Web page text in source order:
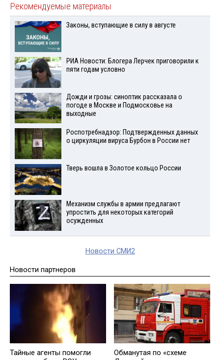
Рекомендуемые материалы
Законы, вступающие в силу в августе
РИА Новости: Блогера Лерчек приговорили к
пяти годам условно
Дожди и грозы: синоптик рассказала о
погоде в Москве и Подмосковье на
выходные
Роспотребнадзор: Подтвержденных данных
о циркуляции вируса Бурбон в России нет
Тверь вошла в Золотое кольцо России
Механизм службы в армии предлагают
упростить для некоторых категорий
осужденных
Новости СМИ2
Новости партнеров
Тайные агенты помогли
Обманутая по «схеме